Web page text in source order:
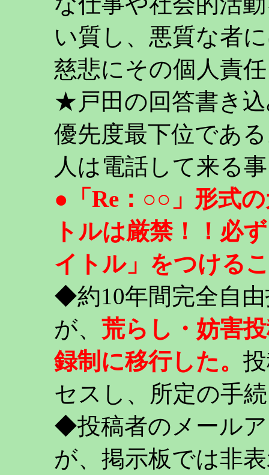
い質し、悪質な者
慈悲にその個人責
★戸田の回答書き
優先度最下位であ
人は電話して来る
●「Re：○○」形式
トルは厳禁！！必
イトル」をつける
◆約10年間完全自
が、 荒らし・妨害
録制に移行した。
セスし、所定の手
◆投稿者のメール
が、掲示板では非